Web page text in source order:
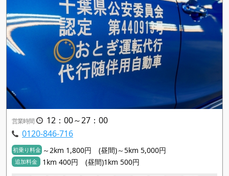
営業時間
12：00～27：00
0120-846-716
初乗り料金 ～2km 1,800円 (昼間)～5km 5,000円
追加料金 1km 400円 (昼間)1km 500円